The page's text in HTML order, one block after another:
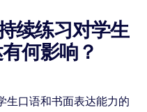
续练习对学生
何影响？
生口语和书面表达能力的